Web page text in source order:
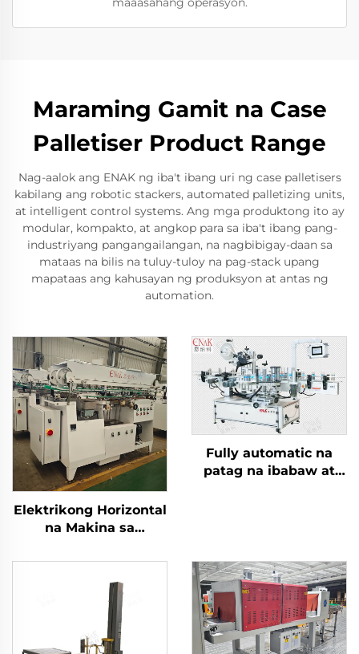
Maraming Gamit na Case
Palletiser Product Range
Nag-aalok ang ENAK ng iba't ibang uri ng case palletisers
kabilang ang robotic stackers, automated palletizing units,
at intelligent control systems. Ang mga produktong ito ay
modular, kompakto, at angkop para sa iba't ibang pang-
industriyang pangangailangan, na nagbibigay-daan sa
mataas na bilis na tuluy-tuloy na pag-stack upang
mapataas ang kahusayan ng produksyon at antas ng
automation.
Elektrikong Horizontal
na Makina sa
para sa Mga Lata ng
Tin ENKGD-01
Fully automatic na
patag na ibabaw at